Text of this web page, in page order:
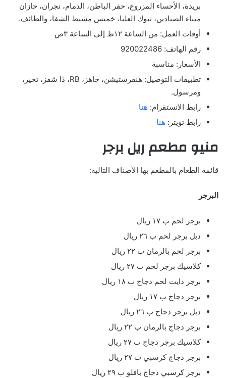
بريدة، الأحساء المزروع، حفر الباطن، الدمام، نجران، جازان
ميناء الصيادين، تبوك العليا، خميس مشيط الشفا، والطائف.
أوقات العمل: من الساعة ١٢ظ إلى الساعة ٣ص
رقم الهاتف: 920022486
الأسعار: مناسبة
تطبيقات التوصيل: هنقرستيشن، جاهز، RB، ذا شفز، تخير،
ومرسول.
رابط الانستقرام: هنا
رابط تويتر: هنا
منيو مطعم ريل برجر
قائمة الطعام بالمطعم بها الأصناف التالية:
البرجر
برجر لحم ب ١٧ ريال
دبل برجر لحم ب ٢٦ ريال
برجر لحم بالرمان ب ٢٢ ريال
كلاسيك برجر لحم ب ٢٧ ريال
برجر دايت لحم دجاج ب ١٨ ريال
برجر دجاج ب ١٧ ريال
دبل برجر دجاج ب ٢٦ ريال
برجر دجاج بالرمان ب ٢٢ ريال
كلاسيك برجر دجاج ب ٢٧ ريال
برجر دجاج كرسبي ب ٢٧ ريال
برجر كرسبي دجاج بافلو ب ٢٩ ريال